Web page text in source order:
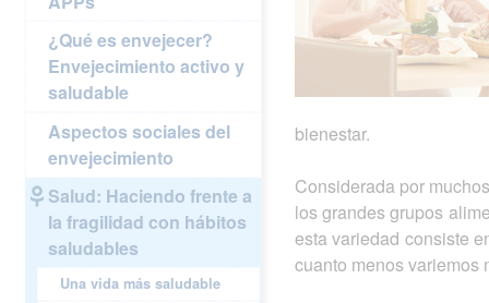
¿Qué es envejecer?
Envejecimiento activo y
saludable
Aspectos sociales del
envejecimiento
Salud: Haciendo frente a
la fragilidad con hábitos
saludables
Una vida más saludable
bienestar.
Considerada por
los grandes grupos
esta variedad consiste
cuanto menos variemos